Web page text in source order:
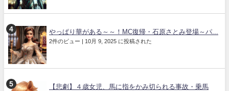
やっぱり華がある～～！MC復帰・石原さとみ登場～パ...
2件のビュー | 10月 9, 2025 に投稿された
【悲劇】４歳女児、馬に指をかみ切られる事故・乗馬